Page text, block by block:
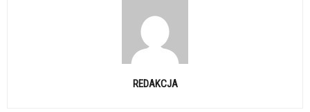
REDAKCJA